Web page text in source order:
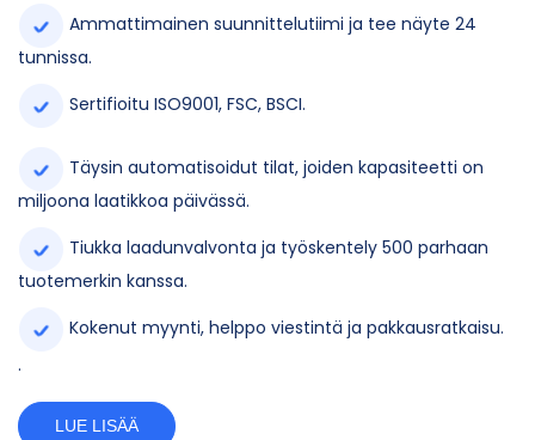
Ammattimainen suunnittelutiimi ja tee näyte 24
tunnissa.
Sertifioitu ISO9001, FSC, BSCI.
Täysin automatisoidut tilat, joiden kapasiteetti on
miljoona laatikkoa päivässä.
Tiukka laadunvalvonta ja työskentely 500 parhaan
tuotemerkin kanssa.
Kokenut myynti, helppo viestintä ja pakkausratkaisu.
.
LUE LISÄÄ